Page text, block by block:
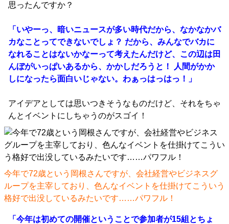
思ったんですか？
「いやーっ、暗いニュースが多い時代だから、なかなかバ
カなことってできないでしょ？ だから、みんなでバカに
なれることはないかなーって考えたんだけど、この辺は田
んぼがいっぱいあるから、かかしだろうと！ 人間がかか
しになったら面白いじゃない。わぁっはっはっ！」
アイデアとしては思いつきそうなものだけど、それをちゃ
んとイベントにしちゃうのがスゴイ！
今年で72歳という岡根さんですが、会社経営やビジネスグ
ループを主宰しており、色んなイベントを仕掛けてこういう
格好で出没しているみたいです……パワフル！
「今年は初めての開催ということで参加者が15組とちょ